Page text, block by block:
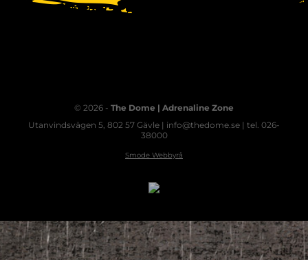
© 2026 - The Dome | Adrenaline Zone
Utanvindsvägen 5, 802 57 Gävle | info@thedome.se | tel. 026-
38000
Smode Webbyrå